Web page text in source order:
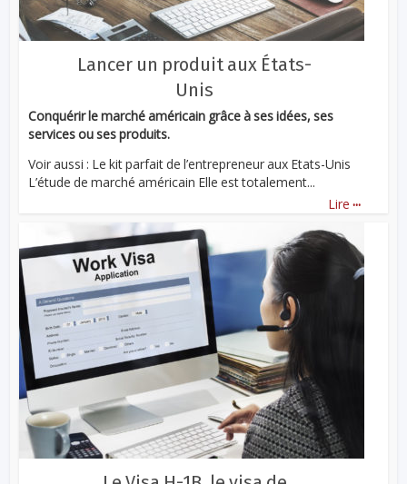
Lancer un produit aux États-
Unis
Conquérir le marché américain grâce à ses idées, ses
services ou ses produits.
Voir aussi : Le kit parfait de l’entrepreneur aux Etats-Unis
L’étude de marché américain Elle est totalement...
Lire ...